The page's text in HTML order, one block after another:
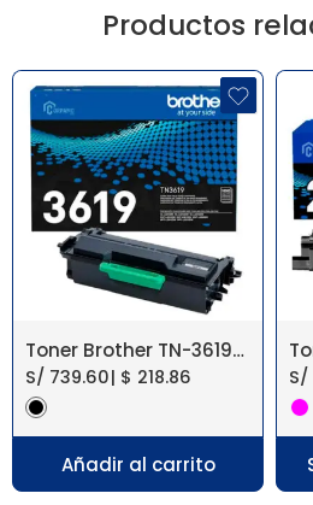
Productos
Toner Brother TN-3619【 Dcpl5660Dn 】
S/ 739.60| $ 218.86
Añadir al carrito
S/